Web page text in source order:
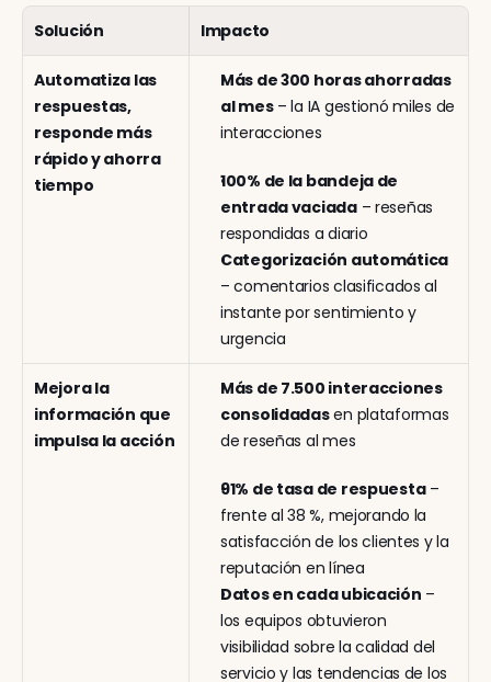
Solución Impacto
Automatiza las
respuestas,
responde más
rápido y ahorra
tiempo
Más de 300 horas ahorradas
al mes – la IA gestionó miles de
interacciones
100% de la bandeja de
entrada vaciada – reseñas
respondidas a diario
Categorización automática
– comentarios clasificados al
instante por sentimiento y
urgencia
Mejora la
información que
impulsa la acción
Más de 7.500 interacciones
consolidadas en plataformas
de reseñas al mes
91% de tasa de respuesta –
frente al 38 %, mejorando la
satisfacción de los clientes y la
reputación en línea
Datos en cada ubicación –
los equipos obtuvieron
visibilidad sobre la calidad del
servicio y las tendencias de los